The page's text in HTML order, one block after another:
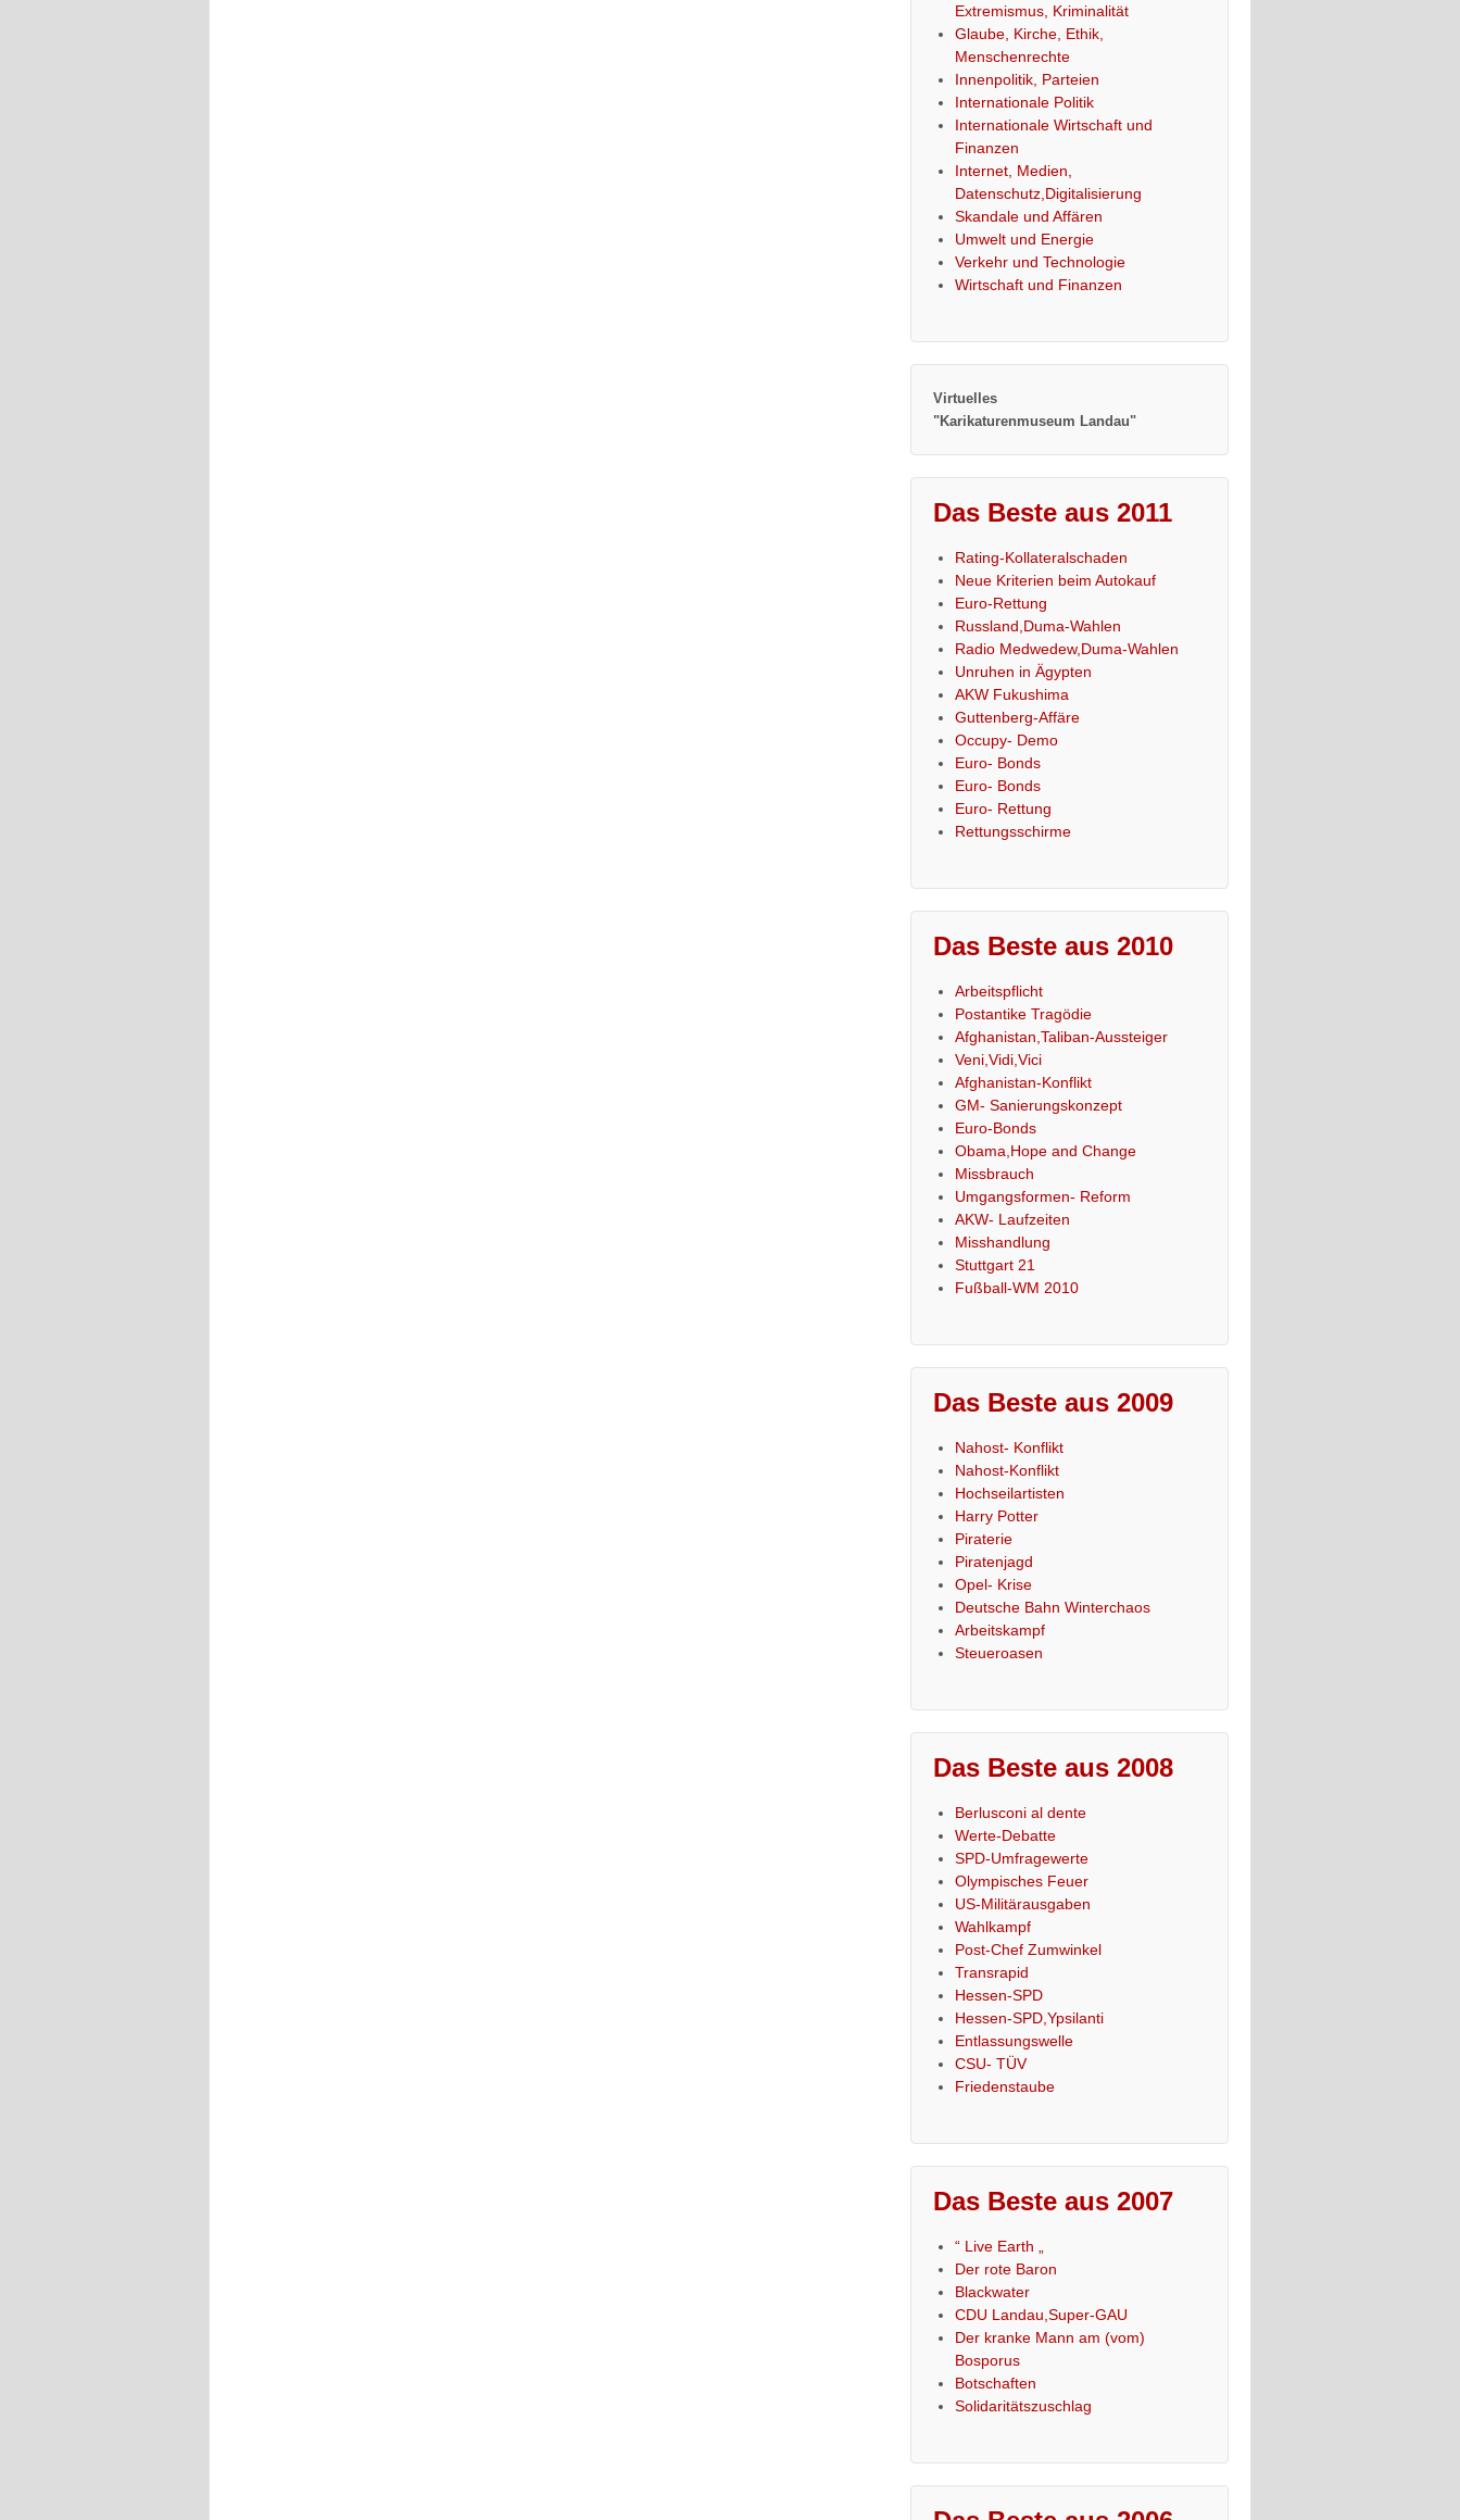
Extremismus, Kriminalität
Glaube, Kirche, Ethik,
Menschenrechte
Innenpolitik, Parteien
Internationale Politik
Internationale Wirtschaft und
Finanzen
Internet, Medien,
Datenschutz,Digitalisierung
Skandale und Affären
Umwelt und Energie
Verkehr und Technologie
Wirtschaft und Finanzen
Virtuelles
"Karikaturenmuseum Landau"
Das Beste aus 2011
Rating-Kollateralschaden
Neue Kriterien beim Autokauf
Euro-Rettung
Russland,Duma-Wahlen
Radio Medwedew,Duma-Wahlen
Unruhen in Ägypten
AKW Fukushima
Guttenberg-Affäre
Occupy- Demo
Euro- Bonds
Euro- Bonds
Euro- Rettung
Rettungsschirme
Das Beste aus 2010
Arbeitspflicht
Postantike Tragödie
Afghanistan,Taliban-Aussteiger
Veni,Vidi,Vici
Afghanistan-Konflikt
GM- Sanierungskonzept
Euro-Bonds
Obama,Hope and Change
Missbrauch
Umgangsformen- Reform
AKW- Laufzeiten
Misshandlung
Stuttgart 21
Fußball-WM 2010
Das Beste aus 2009
Nahost- Konflikt
Nahost-Konflikt
Hochseilartisten
Harry Potter
Piraterie
Piratenjagd
Opel- Krise
Deutsche Bahn Winterchaos
Arbeitskampf
Steueroasen
Das Beste aus 2008
Berlusconi al dente
Werte-Debatte
SPD-Umfragewerte
Olympisches Feuer
US-Militärausgaben
Wahlkampf
Post-Chef Zumwinkel
Transrapid
Hessen-SPD
Hessen-SPD,Ypsilanti
Entlassungswelle
CSU- TÜV
Friedenstaube
Das Beste aus 2007
“ Live Earth „
Der rote Baron
Blackwater
CDU Landau,Super-GAU
Der kranke Mann am (vom)
Bosporus
Botschaften
Solidaritätszuschlag